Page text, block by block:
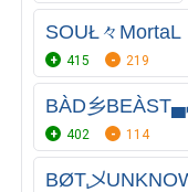
SOUŁ々MortaL
415 219
BÀD乡
402 114
BØT乄